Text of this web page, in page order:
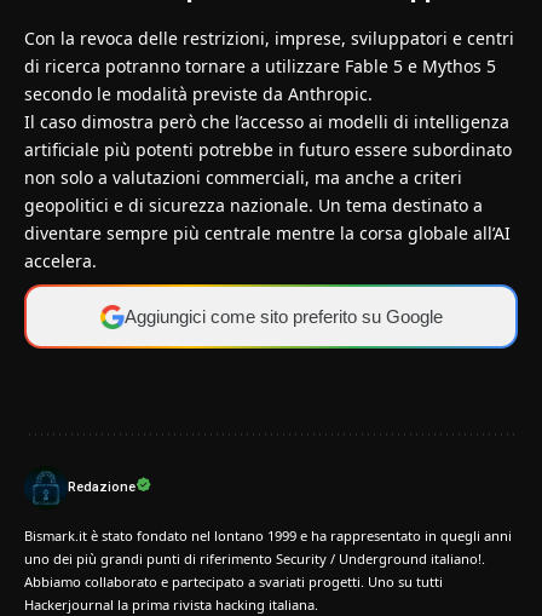
Con la revoca delle restrizioni, imprese, sviluppatori e centri
di ricerca potranno tornare a utilizzare Fable 5 e Mythos 5
secondo le modalità previste da Anthropic.
Il caso dimostra però che l’accesso ai modelli di intelligenza
artificiale più potenti potrebbe in futuro essere subordinato
non solo a valutazioni commerciali, ma anche a criteri
geopolitici e di sicurezza nazionale. Un tema destinato a
diventare sempre più centrale mentre la corsa globale all’AI
accelera.
Aggiungici come sito preferito su Google
Redazione
Bismark.it è stato fondato nel lontano 1999 e ha rappresentato in quegli anni
uno dei più grandi punti di riferimento Security / Underground italiano!.
Abbiamo collaborato e partecipato a svariati progetti. Uno su tutti
Hackerjournal la prima rivista hacking italiana.